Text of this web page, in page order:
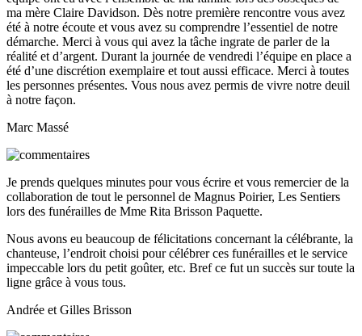
ma mère Claire Davidson. Dès notre première rencontre vous avez
été à notre écoute et vous avez su comprendre l’essentiel de notre
démarche. Merci à vous qui avez la tâche ingrate de parler de la
réalité et d’argent. Durant la journée de vendredi l’équipe en place a
été d’une discrétion exemplaire et tout aussi efficace. Merci à toutes
les personnes présentes. Vous nous avez permis de vivre notre deuil
à notre façon.
Marc Massé
Je prends quelques minutes pour vous écrire et vous remercier de la
collaboration de tout le personnel de Magnus Poirier, Les Sentiers
lors des funérailles de Mme Rita Brisson Paquette.
Nous avons eu beaucoup de félicitations concernant la célébrante, la
chanteuse, l’endroit choisi pour célébrer ces funérailles et le service
impeccable lors du petit goûter, etc. Bref ce fut un succès sur toute la
ligne grâce à vous tous.
Andrée et Gilles Brisson